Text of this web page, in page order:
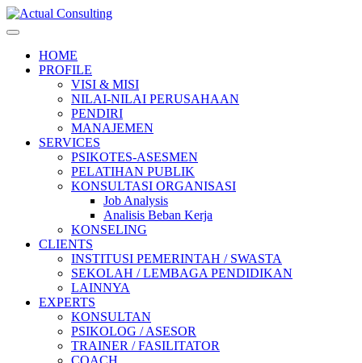
Skip
to
Actual Consulting
HOME
PROFILE
VISI & MISI
NILAI-NILAI PERUSAHAAN
PENDIRI
MANAJEMEN
SERVICES
PSIKOTES-ASESMEN
PELATIHAN PUBLIK
KONSULTASI ORGANISASI
Job Analysis
Analisis Beban Kerja
KONSELING
CLIENTS
INSTITUSI PEMERINTAH / SWASTA
SEKOLAH / LEMBAGA PENDIDIKAN
LAINNYA
EXPERTS
KONSULTAN
PSIKOLOG / ASESOR
TRAINER / FASILITATOR
COACH